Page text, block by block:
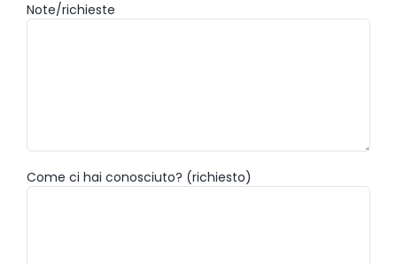
Note/richieste
Come ci hai conosciuto? (richiesto)